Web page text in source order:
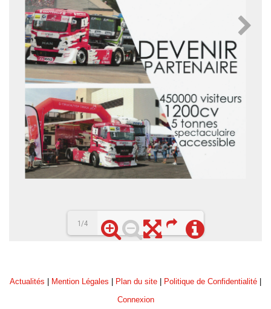
1/4
Actualités Mention Légales Plan du site Politique de Confidentialité
Connexion